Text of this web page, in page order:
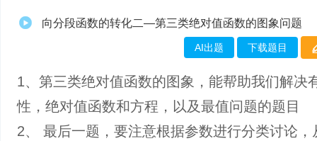
向分段函数的转化二—第三类绝对值函数的图象问题
AI出题 下载题目
1、第三类绝对值函数的图象，能帮助我们解决
性，绝对值函数和方程，以及最值问题的题目
2、 最后一题，要注意根据参数进行分类讨论，